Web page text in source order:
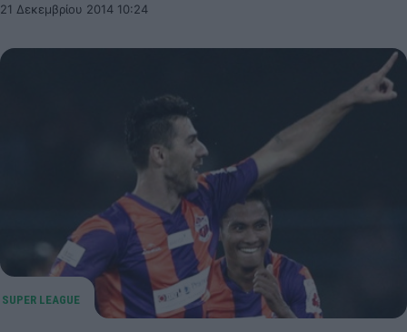
21 Δεκεμβρίου 2014 10:24